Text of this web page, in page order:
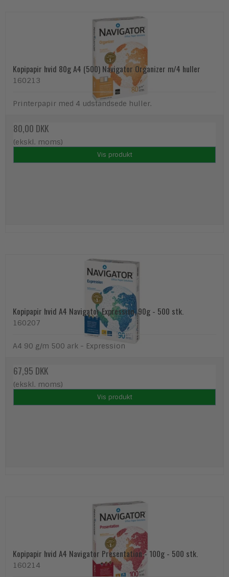
Kopipapir hvid 80g A4 (500) Navigator Organizer m/4 huller
160213
Printerpapir med 4 udstandsede huller.
80,00 DKK
(ekskl. moms)
Vis produkt
Kopipapir hvid A4 Navigator Expression, 90g - 500 stk.
160207
A4 90 g/m 500 ark - Expression
67,95 DKK
(ekskl. moms)
Vis produkt
Kopipapir hvid A4 Navigator Presentation - 100g - 500 stk.
160214